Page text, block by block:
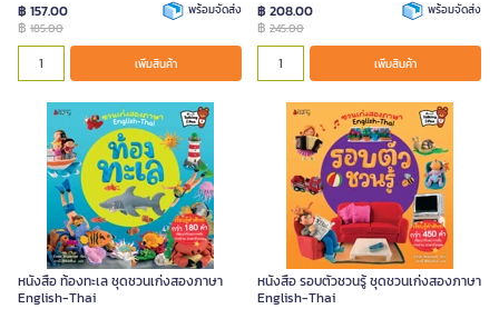
฿ 157.00
฿ 185.00
พร้อมจัดส่ง
เพิ่มสินค้า
฿ 208.00
฿ 245.00
พร้อมจัดส่ง
เพิ่มสินค้า
หนังสือ ท้องทะเล ชุดชวนเก่งสองภาษา
English-Thai
หนังสือ รอบตัวชวนรู้ ชุดชวนเก่งสองภาษา
English-Thai